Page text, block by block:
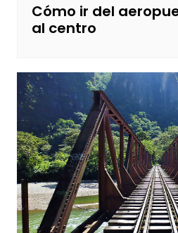
Cómo ir del
al centro